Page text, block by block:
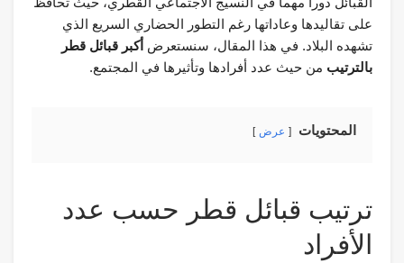
على تقاليدها وعاداتها رغم التطور الحضاري السريع الذي
تشهده البلاد. في هذا المقال، سنستعرض أكبر قبائل قطر
بالترتيب من حيث عدد أفرادها وتأثيرها في المجتمع.
المحتويات عرض
ترتيب قبائل قطر حسب عدد
الأفراد